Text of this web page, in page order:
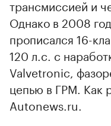
трансмиссией и
Однако в 2008
прописался 16-
120 л.с. с
Valvetronic,
цепью в ГРМ. Как
Autonews.ru.